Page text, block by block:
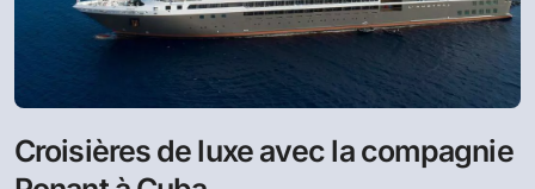
Croisières de luxe avec la compagnie